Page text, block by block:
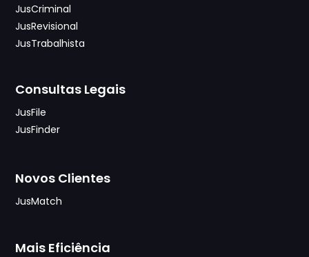
JusCriminal
JusRevisional
JusTrabalhista
Consultas Legais
JusFile
JusFinder
Novos Clientes
JusMatch
Mais Eficiência